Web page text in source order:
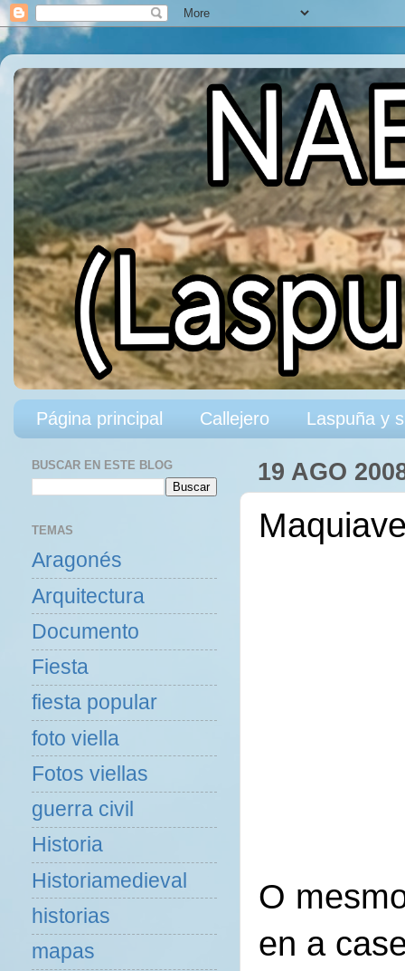
Página principal Callejero Laspuña y
19 AGO
O
en a
BUSCAR EN ESTE BLOG
TEMAS
Aragonés
Arquitectura
Documento
Fiesta
fiesta popular
foto viella
Fotos viellas
guerra civil
Historia
Historiamedieval
historias
mapas